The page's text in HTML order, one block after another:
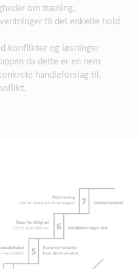
om træning,
til det enkelte hold
konflikter og løsninger
da dette er en nem
handleforslag til,